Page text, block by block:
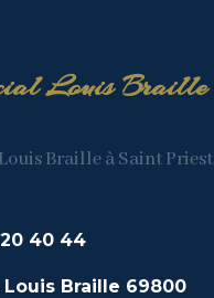
Louis Braille
Braille à Saint Priest
40 44
Louis Braille 69800